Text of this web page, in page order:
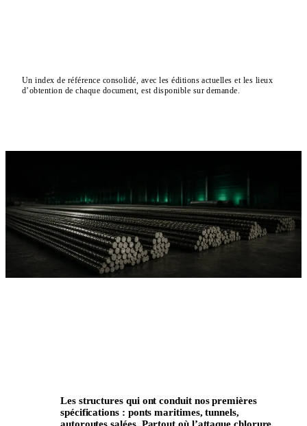
Un index de référence consolidé, avec les éditions actuelles et les lieux
d’obtention de chaque document, est disponible sur demande.
Les structures qui ont conduit nos premières
spécifications : ponts maritimes, tunnels,